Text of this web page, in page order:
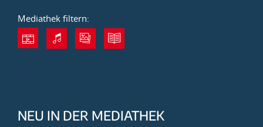
Mediathek filtern:
NEU IN DER MEDIATHEK